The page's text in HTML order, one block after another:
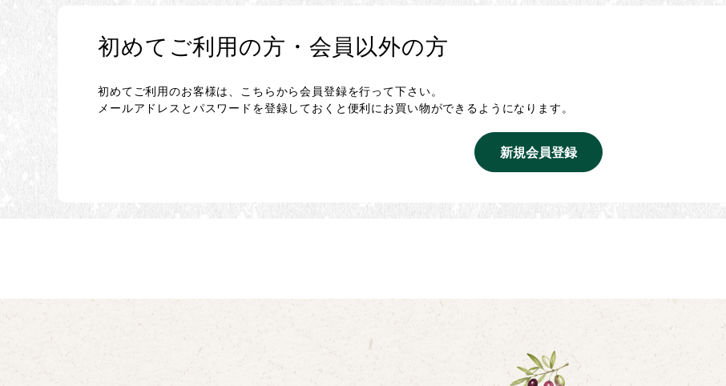
初めてご利用の方・会員以外の方
初めてご利用のお客様は、こちらから会員登録を行って下さい。
メールアドレスとパスワードを登録しておくと便利にお買い物ができるようになります。